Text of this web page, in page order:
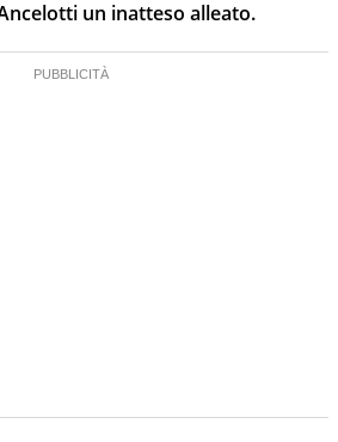
un inatteso alleato.